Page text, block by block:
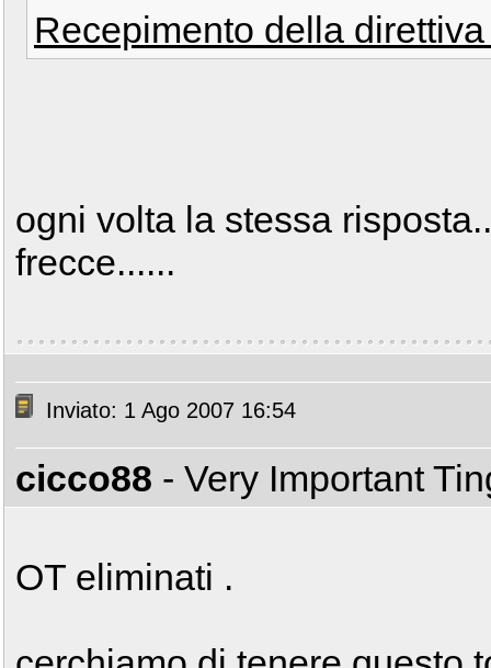
Recepimento della
ogni volta la stessa
frecce......
Inviato: 1 Ago 2007 16:54
cicco88 - Very Important
OT eliminati .